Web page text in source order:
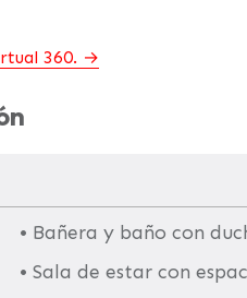
360.
• Bañera y baño con
• Sala de estar con